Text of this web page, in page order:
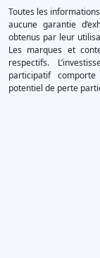
Toutes les
aucune garantie
obtenus par leur
Les marques et
respectifs.
participatif
potentiel de perte